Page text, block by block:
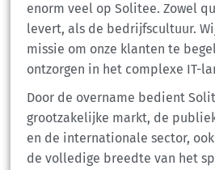
enorm veel op Solitee. Zowel
levert, als de bedrijfscultuur.
missie om onze klanten te
ontzorgen in het complexe IT-
Door de overname bedient
grootzakelijke markt, de
en de internationale sector,
de volledige breedte van het